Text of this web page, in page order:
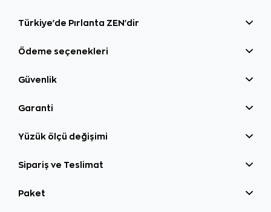
Türkiye'de Pırlanta ZEN'dir
Ödeme seçenekleri
Güvenlik
Garanti
Yüzük ölçü değişimi
Sipariş ve Teslimat
Paket